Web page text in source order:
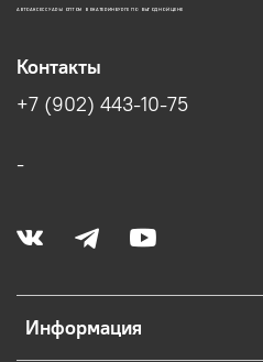
АВТОАКСЕССУАРЫ ОПТОМ В ЕКАТЕРИНБУРГЕ ПО ВЫГОДНОЙ ЦЕНЕ
Информация
Контакты
+7 (902) 443-10-75
-